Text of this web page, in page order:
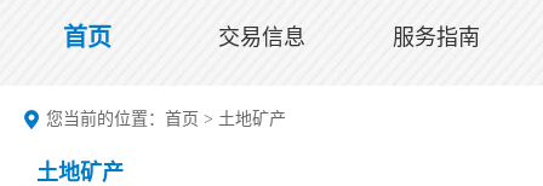
首页 交易信息 服务指南
您当前的位置： 首页 > 土地矿产
土地矿产